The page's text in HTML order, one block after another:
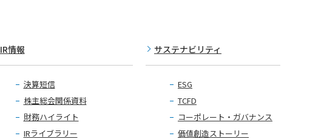
IR情報
決算短信
株主総会関係資料
財務ハイライト
IRライブラリー
サステナビリティ
ESG
TCFD
コーポレート・ガバナンス
価値創造ストーリー